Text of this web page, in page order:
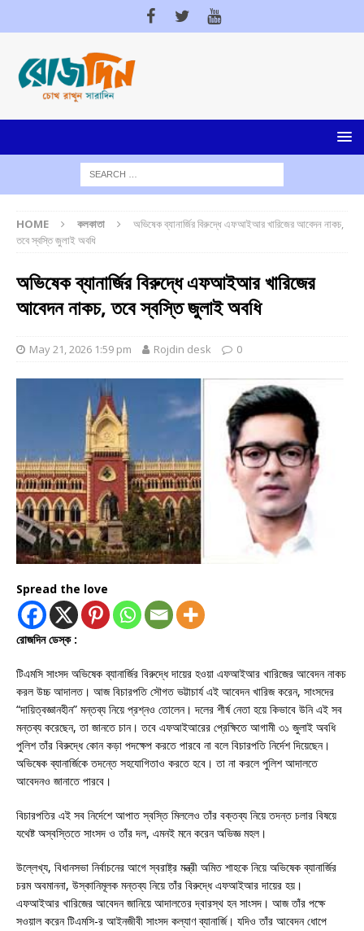
HOME কলকাতা
অভিষেক ব্যানার্জির বিরুদ্ধে এফআইআর খারিজের আবেদন নাকচ,
তবে স্বস্তি জুলাই অবধি
অভিষেক ব্যানার্জির বিরুদ্ধে এফআইআর খারিজের
আবেদন নাকচ, তবে স্বস্তি জুলাই অবধি
May 21, 2026 1:59 pm Rojdin desk 0
Spread the love
রোজদিন ডেস্ক :
টিএমসি সাংসদ অভিষেক ব্যানার্জির বিরুদ্ধে দায়ের হওয়া এফআইআর খারিজের আবেদন নাকচ
করল উচ্চ আদালত। আজ বিচারপতি সৌগত ভট্টাচার্য এই আবেদন খারিজ করেন, সাংসদের
“দায়িত্বজ্ঞানহীন” মন্তব্য নিয়ে প্রশ্নও তোলেন। দলের শীর্ষ নেতা হয়ে কিভাবে উনি এই সব
মন্তব্য করেছেন, তা জানতে চান। তবে এফআইআরের প্রেক্ষিতে আগামী ৩১ জুলাই অবধি
পুলিশ তাঁর বিরুদ্ধে কোন কড়া পদক্ষেপ করতে পারবে না বলে বিচারপতি নির্দেশ দিয়েছেন।
অভিষেক ব্যানার্জিকে তদন্তে সহযোগিতাও করতে হবে। তা না করলে পুলিশ আদালতে
আবেদনও জানাতে পারবে।
বিচারপতির এই সব নির্দেশে আপাত স্বস্তি মিললেও তাঁর বক্তব্য নিয়ে তদন্ত চলার বিষয়ে
যথেষ্ট অস্বস্তিতে সাংসদ ও তাঁর দল, এমনই মনে করেন অভিজ্ঞ মহল।
উল্লেখ্য, বিধানসভা নির্বাচনের আগে স্বরাষ্ট্র মন্ত্রী অমিত শাহকে নিয়ে অভিষেক ব্যানার্জির
চরম অবমাননা, উস্কানিমূলক মন্তব্য নিয়ে তাঁর বিরুদ্ধে এফআইআর দায়ের হয়।
এফআইআর খারিজের আবেদন জানিয়ে আদালতের দ্বারস্থ হন সাংসদ। আজ তাঁর পক্ষে
সওয়াল করেন টিএমসি-র আইনজীবী সাংসদ কল্যাণ ব্যানার্জি। যদিও তাঁর আবেদন ধোপে